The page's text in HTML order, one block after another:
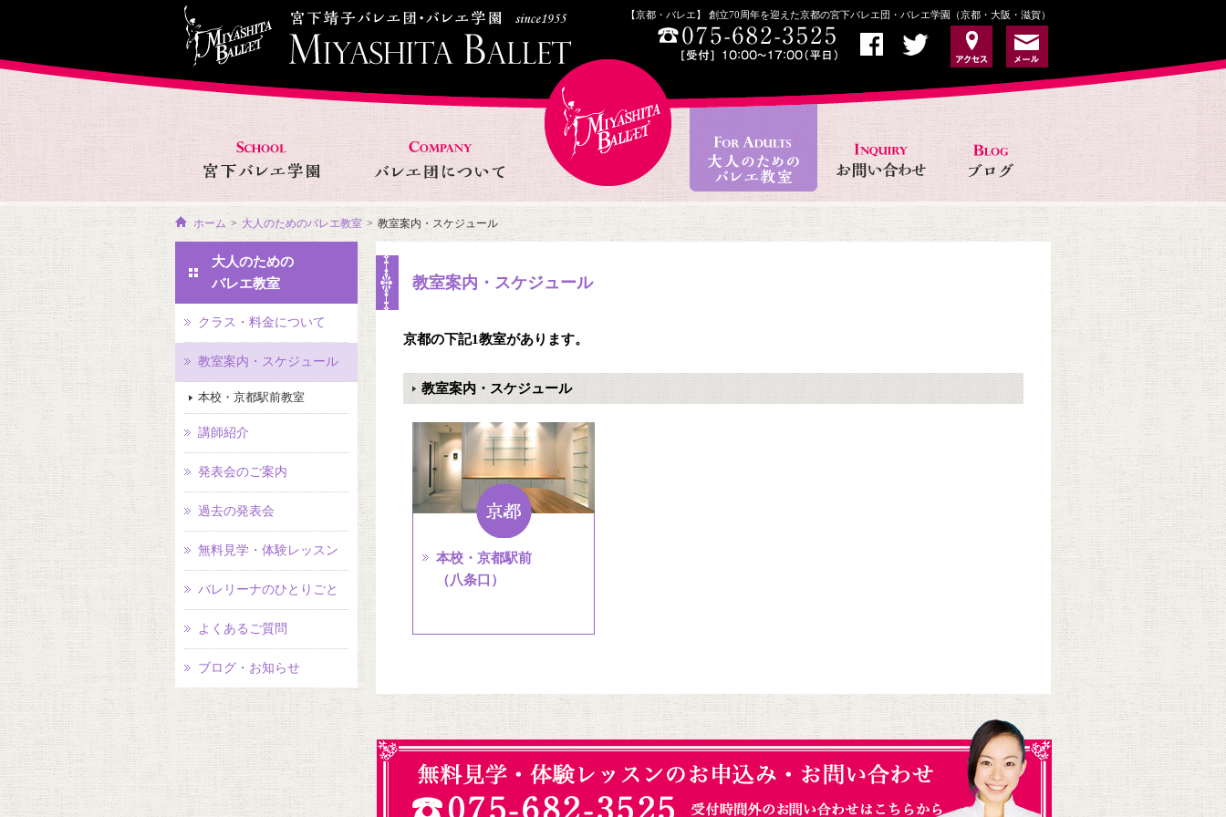
【京都・バレエ】 創立70周年を迎えた京都の宮下バレエ団・バレエ学園（京都・大阪・滋賀）
ホーム > 大人のためのバレエ教室 > 教室案内・スケジュール
教室案内・スケジュール
京都の下記1教室があります。
教室案内・スケジュール
本校・京都駅前
（八条口）
大人のための
バレエ教室
クラス・料金について
教室案内・スケジュール
本校・京都駅前教室
講師紹介
発表会のご案内
過去の発表会
無料見学・体験レッスン
バレリーナのひとりごと
よくあるご質問
ブログ・お知らせ